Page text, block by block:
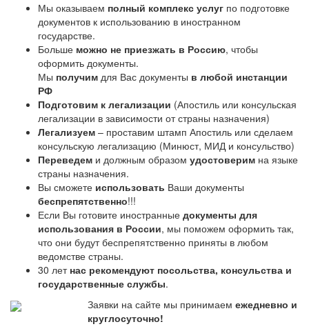
Мы оказываем полный комплекс услуг по подготовке
документов к использованию в иностранном
государстве.
Больше можно не приезжать в Россию, чтобы
оформить документы.
Мы получим для Вас документы в любой инстанции
РФ
Подготовим к легализации (Апостиль или консульская
легализации в зависимости от страны назначения)
Легализуем – проставим штамп Апостиль или сделаем
консульскую легализацию (Минюст, МИД и консульство)
Переведем и должным образом удостоверим на языке
страны назначения.
Вы сможете использовать Ваши документы
беспрепятственно!!!
Если Вы готовите иностранные документы для
использования в России, мы поможем оформить так,
что они будут беспрепятственно приняты в любом
ведомстве страны.
30 лет нас рекомендуют посольства, консульства и
государственные службы.
Заявки на сайте мы принимаем ежедневно и
круглосуточно!